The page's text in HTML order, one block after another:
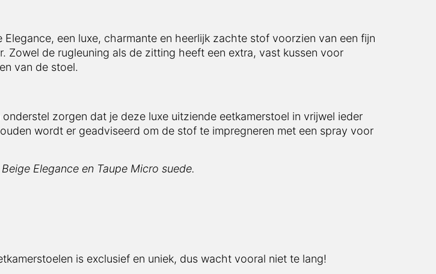
een luxe, charmante en heerlijk zachte stof voorzien van een fijn
de rugleuning als de zitting heeft een extra, vast kussen voor
van de stoel.
zorgen dat je deze luxe uitziende eetkamerstoel in vrijwel ieder
wordt er geadviseerd om de stof te impregneren met een spray voor
Beige Elegance en Taupe Micro suede.
is exclusief en uniek, dus wacht vooral niet te lang!